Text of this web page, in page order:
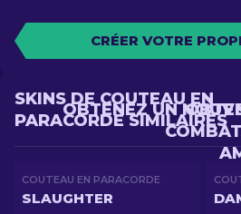
CRÉER VOTRE
OBTENEZ UN
COMBAT
SKINS DE COUTEAU EN
PARACORDE SIMILAIRES
COUTEAU EN PARACORDE
SLAUGHTER